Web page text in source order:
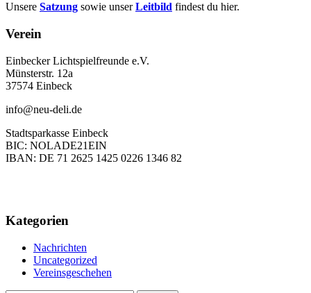
Unsere Satzung sowie unserLeitbild findest du hier.
Verein
Einbecker Lichtspielfreunde e.V.
Münsterstr. 12a
37574 Einbeck
info@neu-deli.de
Stadtsparkasse Einbeck
BIC: NOLADE21EIN
IBAN: DE 71 2625 1425 0226 1346 82
Kategorien
Nachrichten
Uncategorized
Vereinsgeschehen